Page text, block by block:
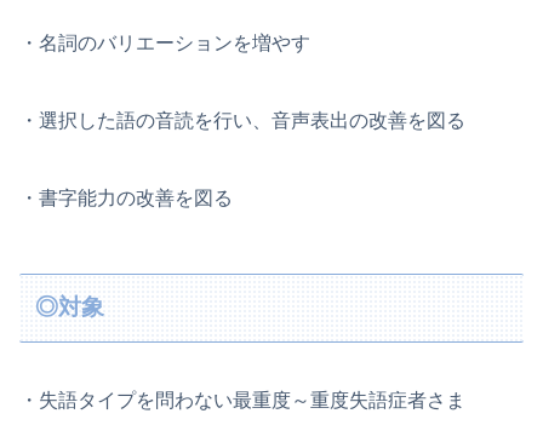
・名詞のバリエーションを増やす
・選択した語の音読を行い、音声表出の改善を図る
・書字能力の改善を図る
◎対象
・失語タイプを問わない最重度～重度失語症者さま